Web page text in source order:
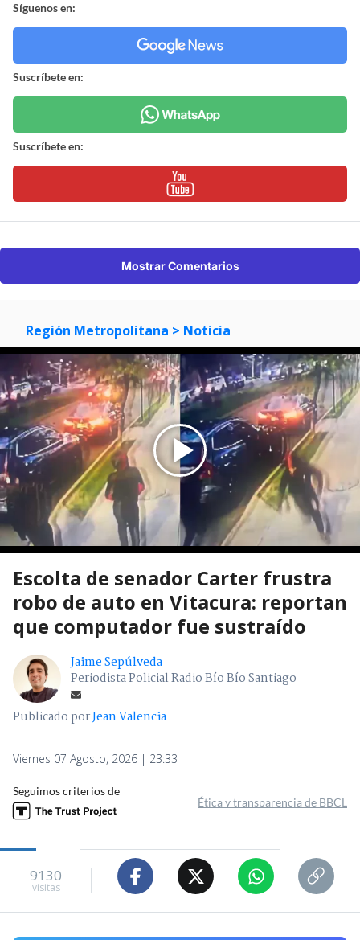
Síguenos en:
Suscríbete en:
Suscríbete en:
Mostrar Comentarios
Región Metropolitana > Noticia
Escolta de senador Carter frustra
robo de auto en Vitacura: reportan
que computador fue sustraído
Jaime Sepúlveda
Periodista Policial Radio Bío Bío Santiago
Publicado porJean Valencia
Viernes 07 Agosto, 2026 | 23:33
Seguimos criterios de
Ética y transparencia de BBCL
9130
visitas